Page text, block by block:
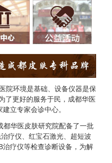
院环境是基础、设备仪器是保
了更好的服务于民，成都华医
立专家会诊中心。
都华医皮肤研究院配备了一批
疗仪、红宝石激光、超短波
疗仪等检查诊断设备，为解
肤研究院
老专家坐诊
立即回电。为您解
手机请直接输入，